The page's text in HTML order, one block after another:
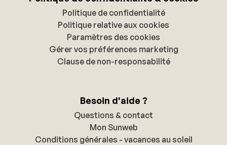
Politique de confidentialité
Politique relative aux cookies
Paramètres des cookies
Gérer vos préférences marketing
Clause de non-responsabilité
Besoin d'aide ?
Questions & contact
Mon Sunweb
Conditions générales - vacances au soleil